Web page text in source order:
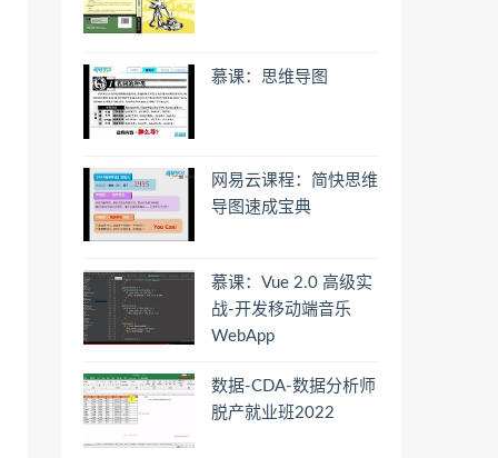
慕课：思维导图
网易云课程：简快思维
导图速成宝典
慕课：Vue 2.0 高级实
战-开发移动端音乐
WebApp
数据-CDA-数据分析师
脱产就业班2022